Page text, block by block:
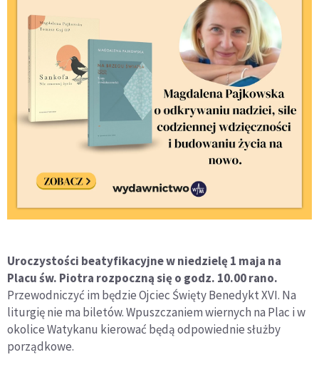
Uroczystości beatyfikacyjne w niedzielę 1 maja na
Placu św. Piotra rozpoczną się o godz. 10.00 rano.
Przewodniczyć im będzie Ojciec Święty Benedykt XVI. Na
liturgię nie ma biletów. Wpuszczaniem wiernych na Plac i w
okolice Watykanu kierować będą odpowiednie służby
porządkowe.